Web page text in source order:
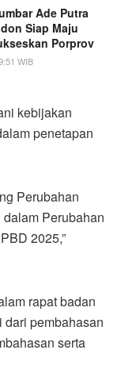
Ade Putra
Siap Maju
Porprov
WIB
kebijakan
penetapan
Perubahan
Perubahan
2025,”
rapat badan
dari pembahasan
serta